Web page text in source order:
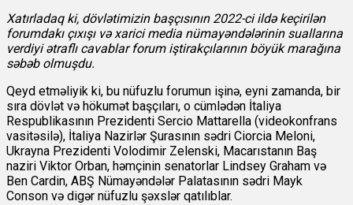
Xatırladaq ki, dövlətimizin başçısının 2022-ci ildə keçirilən
forumdakı çıxışı və xarici media nümayəndələrinin suallarına
verdiyi ətraflı cavablar forum iştirakçılarının böyük marağına
səbəb olmuşdu.
Qeyd etməliyik ki, bu nüfuzlu forumun işinə, eyni zamanda, bir
sıra dövlət və hökumət başçıları, o cümlədən İtaliya
Respublikasının Prezidenti Sercio Mattarella (videokonfrans
vasitəsilə), İtaliya Nazirlər Şurasının sədri Ciorcia Meloni,
Ukrayna Prezidenti Volodimir Zelenski, Macarıstanın Baş
naziri Viktor Orban, həmçinin senatorlar Lindsey Graham və
Ben Cardin, ABŞ Nümayəndələr Palatasının sədri Mayk
Conson və digər nüfuzlu şəxslər qatılıblar.